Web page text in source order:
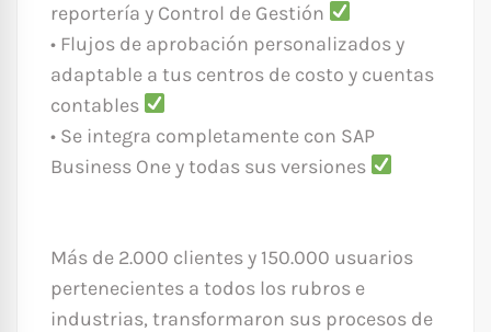
reportería y Control de Gestión
• Flujos de aprobación personalizados y
adaptable a tus centros de costo y cuentas
contables
• Se integra completamente con SAP
Business One y todas sus versiones
Más de 2.000 clientes y 150.000 usuarios
pertenecientes a todos los rubros e
industrias, transformaron sus procesos de